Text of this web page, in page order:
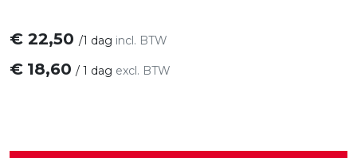
€ 22,50 /1 dag incl. BTW
€ 18,60 / 1 dag excl. BTW